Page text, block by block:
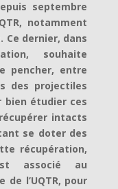
septembre
notamment
Ce dernier, dans
souhaite
pencher, entre
des projectiles
bien étudier ces
intacts
se doter des
récupération,
associé au
l’UQTR, pour